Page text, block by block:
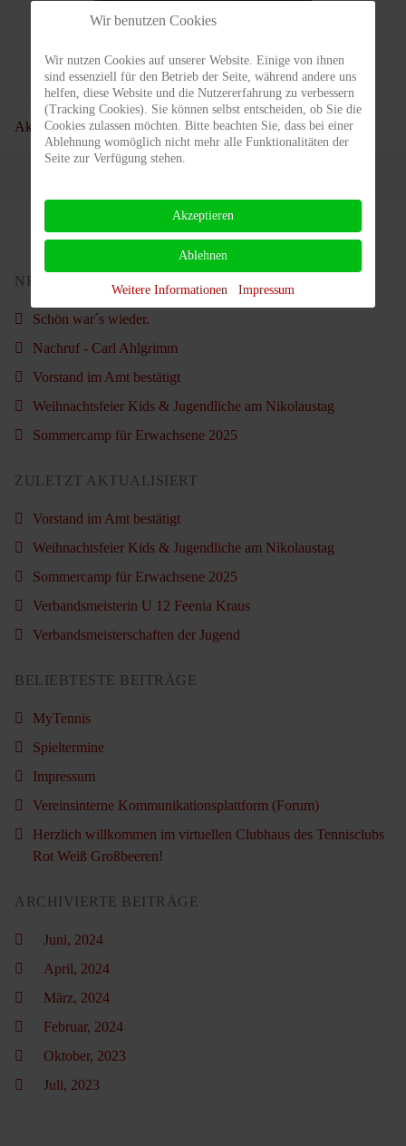
Conni Gorgas
Team Kapitänin Damen 50-1
Aktuelle Seite:Startseite Teams Damen Damen 50-1
NEUSTE BEITRÄGE
Schön war´s wieder.
Nachruf - Carl Ahlgrimm
Vorstand im Amt bestätigt
Weihnachtsfeier Kids & Jugendliche am Nikolaustag
Sommercamp für Erwachsene 2025
ZULETZT AKTUALISIERT
Vorstand im Amt bestätigt
Weihnachtsfeier Kids & Jugendliche am Nikolaustag
Sommercamp für Erwachsene 2025
Verbandsmeisterin U 12 Feenia Kraus
Verbandsmeisterschaften der Jugend
BELIEBTESTE BEITRÄGE
MyTennis
Spieltermine
Impressum
Vereinsinterne Kommunikationsplattform (Forum)
Herzlich willkommen im virtuellen Clubhaus des Tennisclubs
Rot Weiß Großbeeren!
ARCHIVIERTE BEITRÄGE
Juni, 2024
April, 2024
März, 2024
Februar, 2024
Oktober, 2023
Juli, 2023
Wir benutzen Cookies
Wir nutzen Cookies auf unserer Website. Einige von ihnen
sind essenziell für den Betrieb der Seite, während andere uns
helfen, diese Website und die Nutzererfahrung zu verbessern
(Tracking Cookies). Sie können selbst entscheiden, ob Sie die
Cookies zulassen möchten. Bitte beachten Sie, dass bei einer
Ablehnung womöglich nicht mehr alle Funktionalitäten der
Seite zur Verfügung stehen.
Akzeptieren
Ablehnen
Weitere Informationen Impressum